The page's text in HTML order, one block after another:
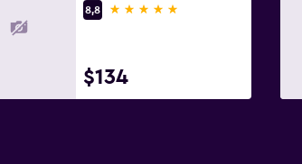
8,8
5 estrellas
$134